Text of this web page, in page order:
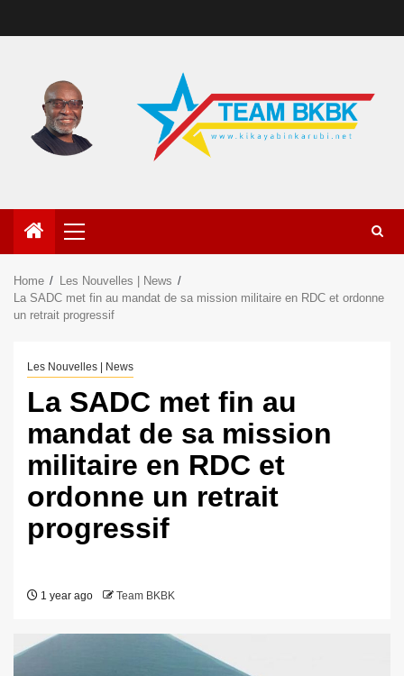
Home
Les Nouvelles | News
La SADC met fin au mandat de sa mission militaire en RDC et ordonne
un retrait progressif
Les Nouvelles | News
La SADC met fin au
mandat de sa mission
militaire en RDC et
ordonne un retrait
progressif
1 year ago Team BKBK